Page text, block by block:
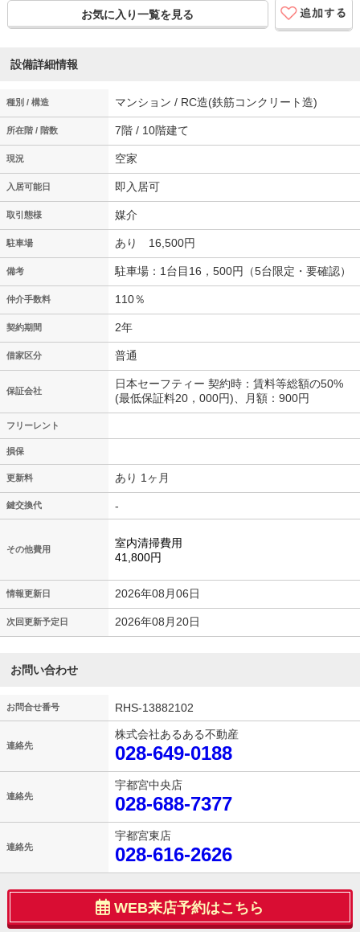
お気に入り一覧を見る
設備詳細情報
種別 / 構造 マンション / RC造(鉄筋コンクリート造)
所在階 / 階数 7階 / 10階建て
現況 空家
入居可能日 即入居可
取引態様 媒介
駐車場 あり 16,500円
備考 駐車場：1台目16，500円（5台限定・要確認）
仲介手数料 110％
契約期間 2年
借家区分 普通
保証会社
日本セーフティー 契約時：賃料等総額の50%
(最低保証料20，000円)、月額：900円
フリーレント
損保
更新料 あり 1ヶ月
鍵交換代 -
その他費用
室内清掃費用
41,800円
情報更新日 2026年08月06日
次回更新予定日 2026年08月20日
お問い合わせ
お問合せ番号 RHS-13882102
連絡先
株式会社あるある不動産
028-649-0188
連絡先
宇都宮中央店
028-688-7377
連絡先
宇都宮東店
028-616-2626
WEB来店予約はこちら